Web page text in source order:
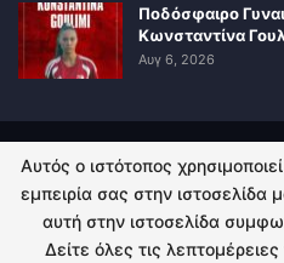
Ποδόσφαιρο
Κωνσταντίνα
Αυγ 6, 2026
ΠΟΛΙΤΙΚΗ
© 2026 - Kingsport.gr.
Αυτός ο ιστότοπος
εμπειρία σας στην
αυτή στην ιστοσελίδα
Δείτε όλες τις